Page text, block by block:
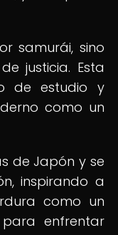
samurái, sino
justicia. Esta
de estudio y
como un
de Japón y se
inspirando a
como un
enfrentar